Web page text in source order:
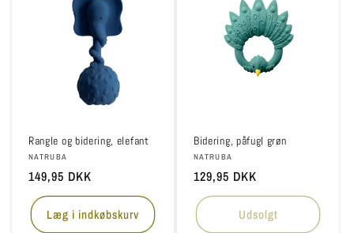
Rangle og bidering, elefant
Forhandler:
NATRUBA
Normalpris
149,95 DKK
Læg i indkøbskurv
Bidering, påfugl grøn
Forhandler:
NATRUBA
Normalpris
129,95 DKK
Udsolgt